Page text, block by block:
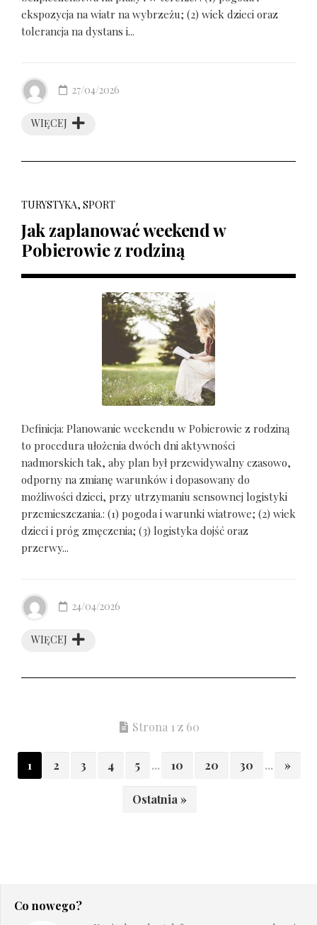
ekspozycja na wiatr na wybrzeżu; (2) wiek dzieci oraz
tolerancja na dystans i...
WIĘCEJ
27/04/2026
TURYSTYKA, SPORT
Jak zaplanować weekend w
Pobierowie z rodziną
Definicja: Planowanie weekendu w Pobierowie z rodziną
to procedura ułożenia dwóch dni aktywności
nadmorskich tak, aby plan był przewidywalny czasowo,
odporny na zmianę warunków i dopasowany do
możliwości dzieci, przy utrzymaniu sensownej logistyki
przemieszczania.: (1) pogoda i warunki wiatrowe; (2) wiek
dzieci i próg zmęczenia; (3) logistyka dojść oraz
przerwy...
WIĘCEJ
24/04/2026
Strona 1 z 60
1 2 3 4 5 ... 10 20 30 ... »
Ostatnia »
Co nowego?